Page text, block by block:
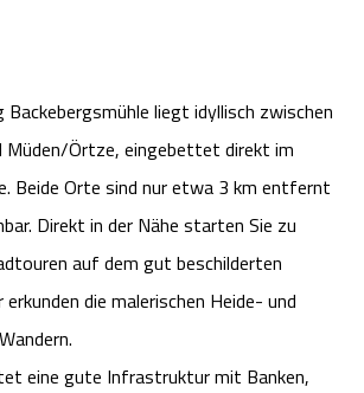
Kataloge
Videos
Shop
Angebote
Kontakt
Unterkünfte
Urlaub mit Hund
auf dem Bauernhof
Landschaftsführungen
Schumacher Kart & Bowl
Das verrückte Haus
Battle Kart Bispingen
District Bispingen
Backebergsmühle liegt idyllisch zwischen
Müden/Örtze, eingebettet direkt im
Beide Orte sind nur etwa 3 km entfernt
Direkt in der Nähe starten Sie zu
auf dem gut beschilderten
die malerischen Heide- und
eine gute Infrastruktur mit Banken,